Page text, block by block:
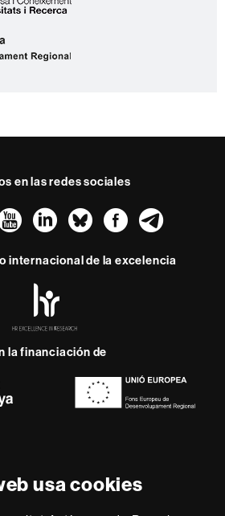
usa cookies
en las redes sociales
YouTube
LinkedIn
Bluesky
internacional de la excelencia
-
la financiación de
web Mapa del web UAB